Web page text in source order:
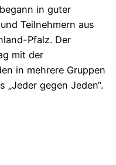
in guter
Teilnehmern aus
Pfalz. Der
mit der
in mehrere Gruppen
gegen Jeden“.